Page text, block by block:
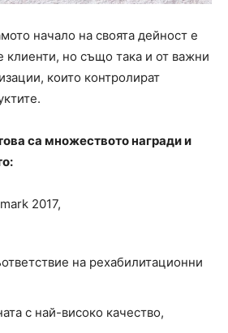
начало на своята дейност е
клиенти, но също така и от важни
които контролират
са множеството награди и
:
2017,
на рехабилитационни
с най-високо качество,